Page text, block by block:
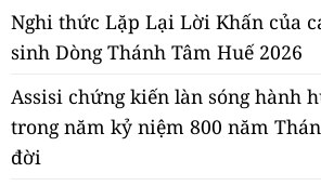
Nghi thức Lặp Lại Lời Khấn của
sinh Dòng Thánh Tâm Huế 2026
Assisi chứng kiến làn sóng hành
trong năm kỷ niệm 800 năm
đời